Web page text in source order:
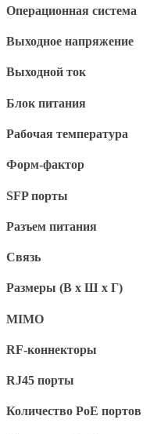
Операционная система
Выходное напряжение
Выходной ток
Блок питания
Рабочая температура
Форм-фактор
SFP порты
Разъем питания
Связь
Размеры (В x Ш x Г)
MIMO
RF-коннекторы
RJ45 порты
Количество PoE портов